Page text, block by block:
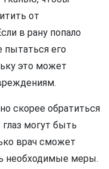
от
в рану попало
пытаться его
это может
скорее обратиться
могут быть
врач сможет
необходимые меры.